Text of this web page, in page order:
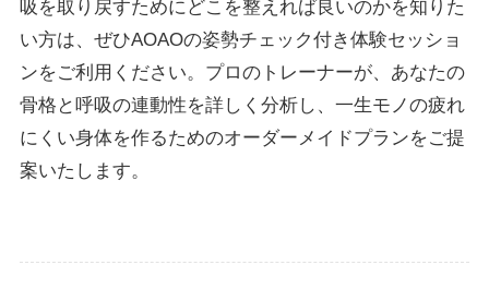
吸を取り戻すためにどこを整えれば良いのかを知りた
い方は、ぜひAOAOの姿勢チェック付き体験セッショ
ンをご利用ください。プロのトレーナーが、あなたの
骨格と呼吸の連動性を詳しく分析し、一生モノの疲れ
にくい身体を作るためのオーダーメイドプランをご提
案いたします。